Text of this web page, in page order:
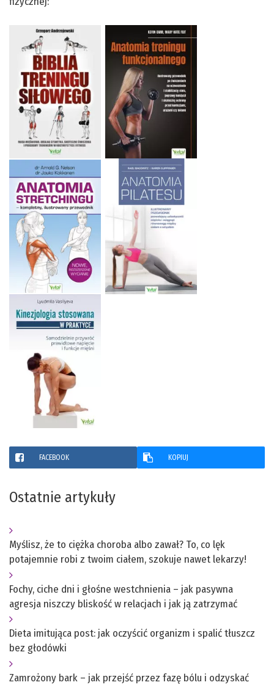
FACEBOOK KOPIUJ
Ostatnie artykuły
Myślisz, że to ciężka choroba albo zawał? To, co lęk
potajemnie robi z twoim ciałem, szokuje nawet lekarzy!
Fochy, ciche dni i głośne westchnienia – jak pasywna
agresja niszczy bliskość w relacjach i jak ją zatrzymać
Dieta imitująca post: jak oczyścić organizm i spalić tłuszcz
bez głodówki
Zamrożony bark – jak przejść przez fazę bólu i odzyskać